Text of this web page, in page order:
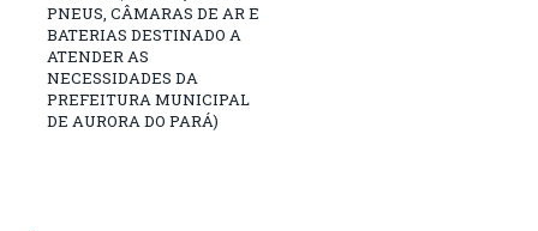
PNEUS, CÂMARAS DE AR E
BATERIAS DESTINADO A
ATENDER AS
NECESSIDADES DA
PREFEITURA MUNICIPAL
DE AURORA DO PARÁ)